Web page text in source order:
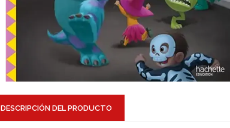
DESCRIPCIÓN DEL PRODUCTO